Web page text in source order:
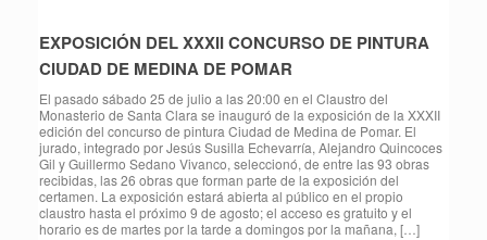
EXPOSICIÓN DEL XXXII CONCURSO DE PINTURA
CIUDAD DE MEDINA DE POMAR
El pasado sábado 25 de julio a las 20:00 en el Claustro del
Monasterio de Santa Clara se inauguró de la exposición de la XXXII
edición del concurso de pintura Ciudad de Medina de Pomar. El
jurado, integrado por Jesús Susilla Echevarría, Alejandro Quincoces
Gil y Guillermo Sedano Vivanco, seleccionó, de entre las 93 obras
recibidas, las 26 obras que forman parte de la exposición del
certamen. La exposición estará abierta al público en el propio
claustro hasta el próximo 9 de agosto; el acceso es gratuito y el
horario es de martes por la tarde a domingos por la mañana, […]